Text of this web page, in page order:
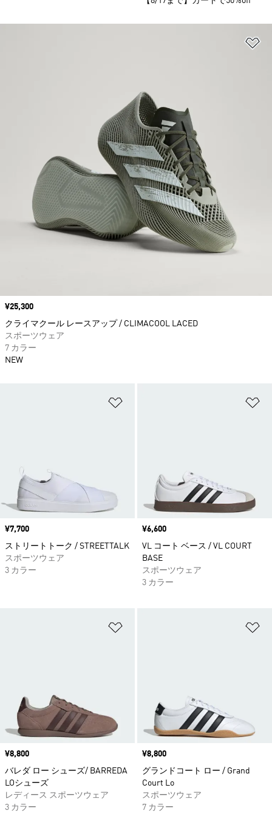
価格
¥7,700
ストリートトーク / STREETTALK
スポーツウェア
3 カラー
価格
¥6,600
VL コート ベース / VL COURT
BASE
スポーツウェア
3 カラー
価格
¥8,800
バレダ ロー シューズ/ BARREDA
LOシューズ
レディース スポーツウェア
3 カラー
価格
¥8,800
グランドコート ロー / Grand
Court Lo
スポーツウェア
7 カラー
価格
¥25,300
クライマクール レースアップ / CLIMACOOL LACED
スポーツウェア
7 カラー
NEW